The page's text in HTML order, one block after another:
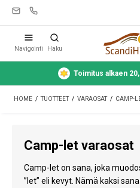
Leirintävarusteet
Teltat
Puhdistus ja hoito
Matkavarusteet
Navigointi Haku
Toimitus alkaen
HOME / TUOTTEET / VARAOSAT / CAMP-
Camp-let varaosat
Camp-let on sana, joka
”let” eli kevyt. Nämä kaksi